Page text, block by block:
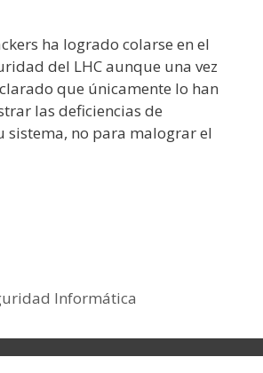
ha logrado colarse en el
del LHC aunque una vez
que únicamente lo han
las deficiencias de
sistema, no para malograr el
Informática